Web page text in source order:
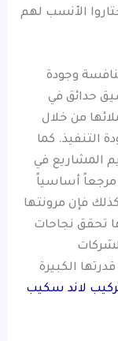
الأنسب لهم
وجودة
حدائق في
من خلال
التنفيذ. كما
المشاريع في
مرجعاً أساسياً
فإن مرونتها
تحقق نجاحات
الكبيرة
لاند سكيب